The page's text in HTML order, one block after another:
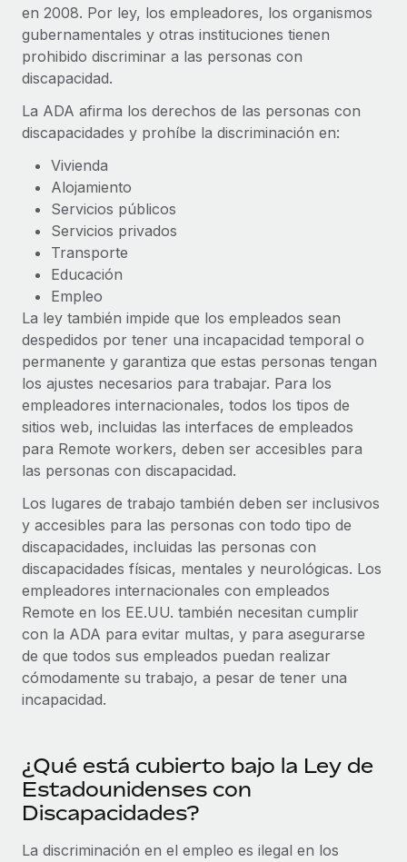
Contractor Management
Integra y gestiona a autónomos globalmente.
PEO
Externaliza tareas laborales complejas.
INFRAESTRUCTURA
Conexión Remote
Integra los RR. HH. en tus flujos de trabajo sin
complicaciones.
Plataforma
Funciones esenciales de RR. HH. integradas para tu
equipo.
Conectar Nuevo
Conecta cualquier herramienta de IA con Remote
mediante nuestro MCP.
Integraciones
Optimiza los procesos con herramientas empresariales
SERVICIOS
Pregunta a un experto
Obtén ayuda de gente experta en RR. HH. globales
y cumplimiento normativo.
Comprobaciones de antecedentes
Simplifica los procesos de cribado de candidatos.
normativo.
Gestión de dispositivos
Proporciona dispositivos tecnológicos y contrólalos
en todo el mundo.
Compáranos con otras empresas.
ETAPAS DE CRECIMIENTO
Startups
Soluciones ágiles de RR. HH. globales y nóminas para
Mediana empresa
Amplía tu equipo con soluciones de RR. HH.
personalizadas.
Empresa
ASOCIARSE
Socios tecnológicos estratégicos
Integra la gestión de los RR. HH. globales en tu
plataforma de forma flexible.
Asociarse
Descubre oportunidades de colaborar con nosotros.
Remote Build
Próximamente
Consultoría de integraciones y automatización con IA.
CASOS PRÁCTICOS
Calculadora de pagos a autónomos
Descubre opciones de divisas y tiempos de pago para
autónomos globales.
APRENDIZAJE CON REMOTE
Guías y recursos
Casos prácticos
Glosario de RR. HH.
Listas de verificación y plantillas
Biblioteca de descripciones de puestos
Webinarios
Eventos
Sala de prensa
Información sobre salarios y talento
Centro de información
Obtén ayuda
Consulta todos los recursos
BLOG
Nómina global
EOR y PEO
Impuestos
Explora el blog
Nederlands
Français
Deutsch
Español
Italiano
Português (Portugal)
日本語
한국어
中文（简体）
Iniciar sesión
en 2008. Por ley, los empleadores, los organismos
gubernamentales y otras instituciones tienen
prohibido discriminar a las personas con
discapacidad.
La ADA afirma los derechos de las personas con
discapacidades y prohíbe la discriminación en:
Vivienda
Alojamiento
Servicios públicos
Servicios privados
Transporte
Educación
Empleo
La ley también impide que los empleados sean
despedidos por tener una incapacidad temporal o
permanente y garantiza que estas personas tengan
los ajustes necesarios para trabajar. Para los
empleadores internacionales, todos los tipos de
sitios web, incluidas las interfaces de empleados
para Remote workers, deben ser accesibles para
las personas con discapacidad.
Los lugares de trabajo también deben ser inclusivos
y accesibles para las personas con todo tipo de
discapacidades, incluidas las personas con
discapacidades físicas, mentales y neurológicas. Los
empleadores internacionales con empleados
Remote en los EE.UU. también necesitan cumplir
con la ADA para evitar multas, y para asegurarse
de que todos sus empleados puedan realizar
cómodamente su trabajo, a pesar de tener una
incapacidad.
¿Qué está cubierto bajo la Ley de
Estadounidenses con
Discapacidades?
La discriminación en el empleo es ilegal en los